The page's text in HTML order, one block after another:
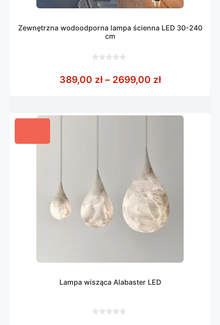
Zewnętrzna wodoodporna lampa ścienna LED 30-240
cm
5
389,00 zł – 2699,00 złZakres cen:
Lampa wisząca Alabaster LED